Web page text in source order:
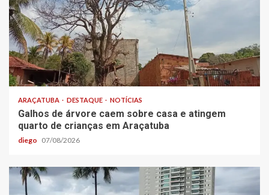
ARAÇATUBA DESTAQUE NOTÍCIAS
Galhos de árvore caem sobre casa e atingem
quarto de crianças em Araçatuba
diego 07/08/2026